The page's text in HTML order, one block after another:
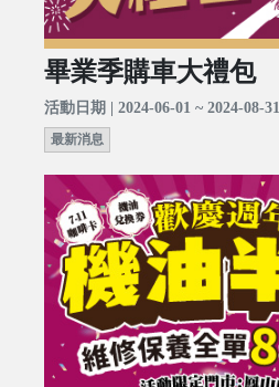
畢業季購車大禮包
活動日期 | 2024-06-01 ~ 2024-08-31
最新消息